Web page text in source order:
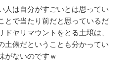
人は自分がすごいとは思ってい
とで当たり前だと思っているだ
ドヤリマウントをとる土壌は、
土俵だということも分かってい
がないのですｗ